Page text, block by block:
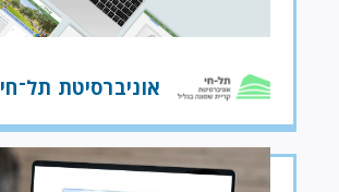
אוניברסיטת תל־חי